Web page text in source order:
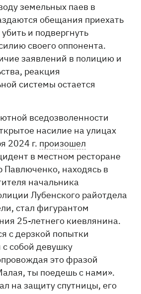
земельных паев в
обещания приехать
и подвергнуть
своего оппонента.
заявлений в полицию и
реакция
системы остается
вседозволенности
насилие на улицах
2024 г. произошел
в местном ресторане
Павлюченко, находясь в
начальника
Лубенского райотдела
стал фигурантом
25-летнего киевлянина.
с дерзкой попытки
собой девушку
это фразой
ты поедешь с нами».
на защиту спутницы, его